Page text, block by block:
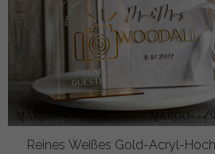
Reines Weißes Gold-Acryl-